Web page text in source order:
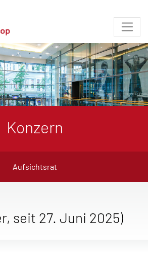
Konzern
Aufsichtsrat
seit 27. Juni 2025)